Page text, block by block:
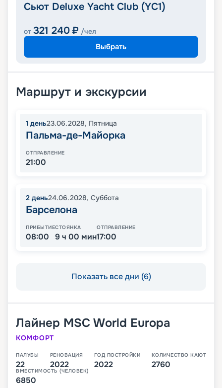
Сьют Deluxe Yacht Club (YC1)
от 321 240 ₽ /чел
Выбрать
Маршрут и экскурсии
1 день23.06.2028, Пятница
Пальма-де-Майорка
ОТПРАВЛЕНИЕ
21:00
2 день24.06.2028, Суббота
Барселона
ПРИБЫТИЕ
08:00
СТОЯНКА
9 ч 00 мин
ОТПРАВЛЕНИЕ
17:00
Показать все дни (6)
Лайнер MSC World Europa
КОМФОРТ
ПАЛУБЫ
22
РЕНОВАЦИЯ
2022
ГОД ПОСТРОЙКИ
2022
КОЛИЧЕСТВО КАЮТ
2760
ВМЕСТИМОСТЬ (ЧЕЛОВЕК)
6850